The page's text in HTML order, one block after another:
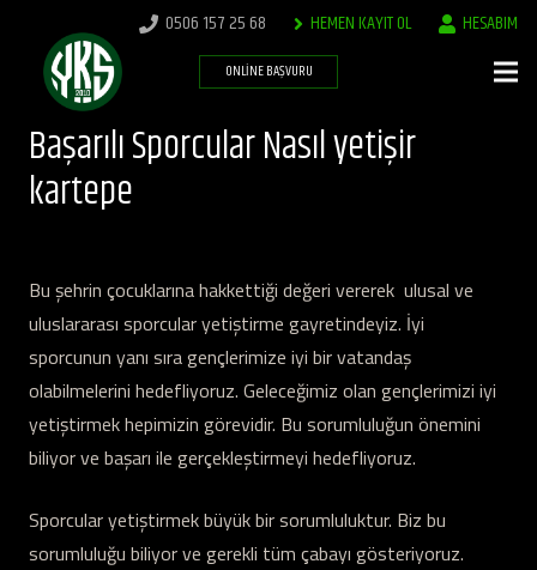
0506 157 25 68 HEMEN KAYIT OL HESABIM
ONLINE BAŞVURU
Başarılı Sporcular Nasıl yetişir
kartepe
Bu şehrin çocuklarına hakkettiği değeri vererek ulusal ve
uluslararası sporcular yetiştirme gayretindeyiz. İyi
sporcunun yanı sıra gençlerimize iyi bir vatandaş
olabilmelerini hedefliyoruz. Geleceğimiz olan gençlerimizi iyi
yetiştirmek hepimizin görevidir. Bu sorumluluğun önemini
biliyor ve başarı ile gerçekleştirmeyi hedefliyoruz.
Sporcular yetiştirmek büyük bir sorumluluktur. Biz bu
sorumluluğu biliyor ve gerekli tüm çabayı gösteriyoruz.